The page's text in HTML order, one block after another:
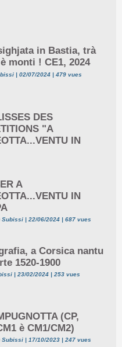
in Bastia, trà
monti ! CE1, 2024
| 02/07/2024 | 479 vues
DES
"A
IN
A
IN
Subissi | 22/06/2024 | 687 vues
a Corsica nantu
1520-1900
| 23/02/2024 | 253 vues
(CP,
è CM1/CM2)
Subissi | 17/10/2023 | 247 vues